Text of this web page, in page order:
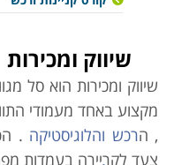
שיווק ומכירות
שיווק ומכירות הוא סל
מקצוע באחד מעמודי
, הרכש והלוגיסטיקה .
צעד לקריירה בעמדות